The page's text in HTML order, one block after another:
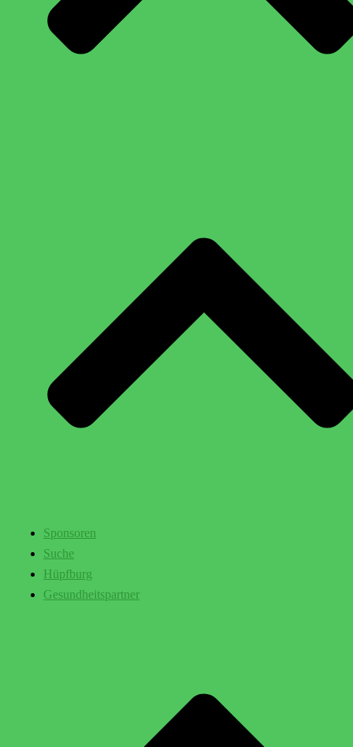
Sponsoren
Suche
Hüpfburg
Gesundheitspartner